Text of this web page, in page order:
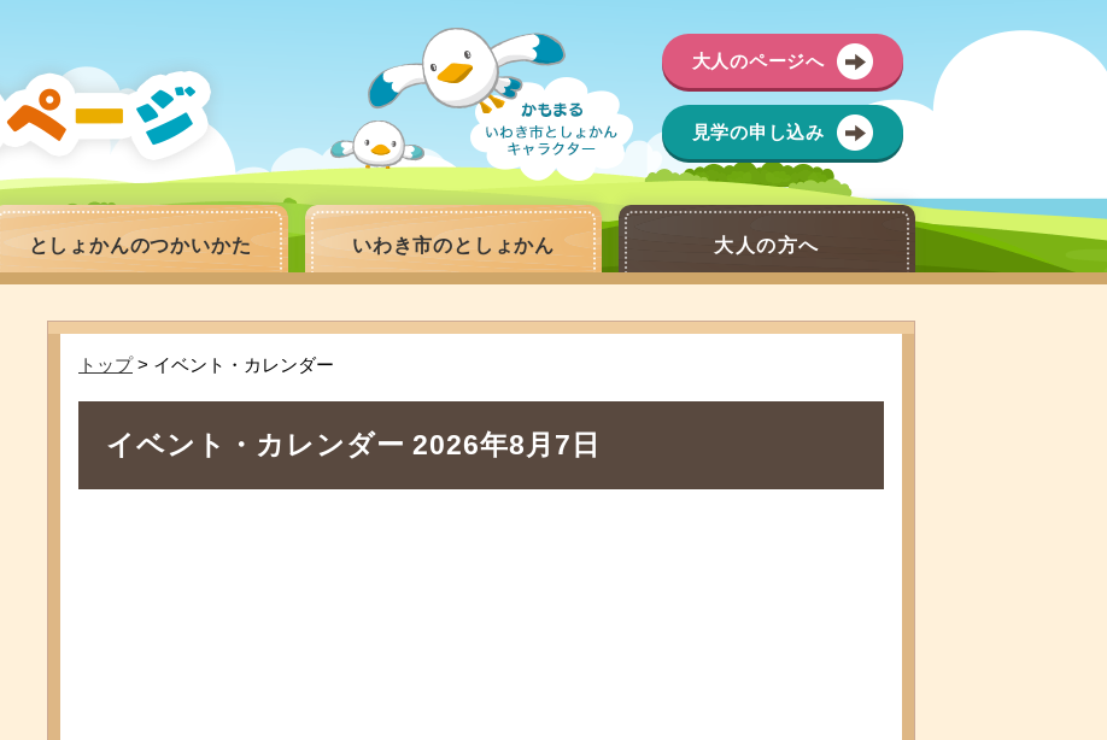
大人のページへ
見学の申し込み
としょかんのつかいかた いわき市のとしょかん 大人の方へ
トップ> イベント・カレンダー
イベント・カレンダー 2026年8月7日